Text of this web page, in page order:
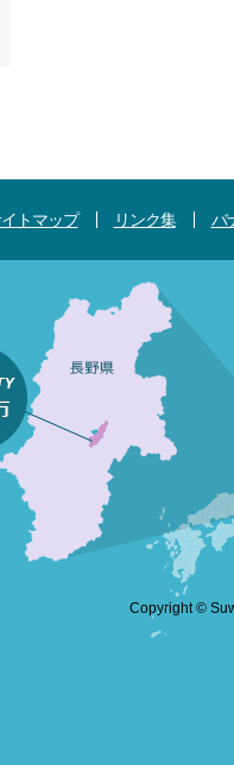
トマップ リンク集 バ
Copyright ©